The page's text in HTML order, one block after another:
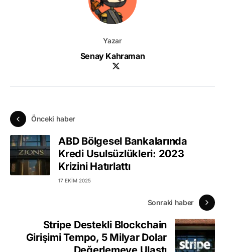
Yazar
Senay Kahraman
Önceki haber
ABD Bölgesel Bankalarında
Kredi Usulsüzlükleri: 2023
Krizini Hatırlattı
17 EKIM 2025
Sonraki haber
Stripe Destekli Blockchain
Girişimi Tempo, 5 Milyar Dolar